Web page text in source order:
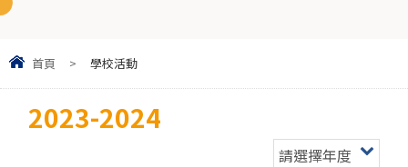
首頁 > 學校活動
2023-2024
請選擇年度